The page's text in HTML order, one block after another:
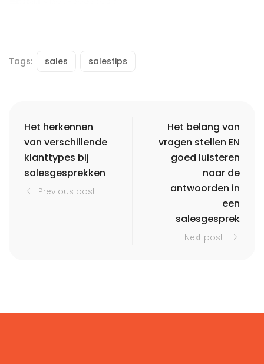
Tags: sales salestips
Het herkennen
van verschillende
klanttypes bij
salesgesprekken
Previous post
Het belang van
vragen stellen EN
goed luisteren
naar de
antwoorden in
een
salesgesprek
Next post